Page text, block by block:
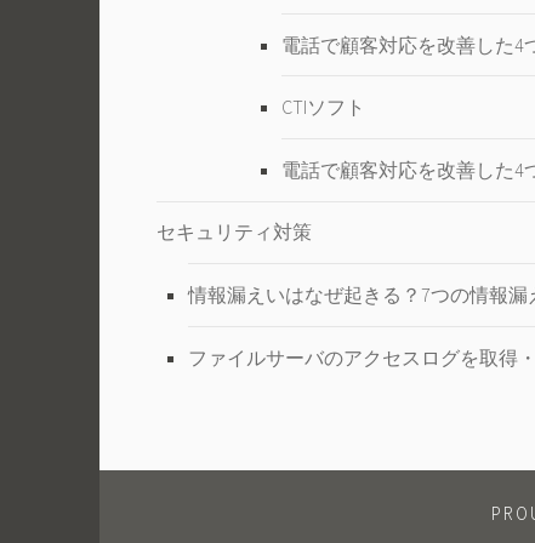
電話で顧客対応を改善した4
CTIソフト
電話で顧客対応を改善した4
セキュリティ対策
情報漏えいはなぜ起きる？7つの情報漏
ファイルサーバのアクセスログを取得